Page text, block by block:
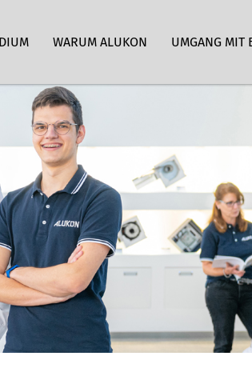
WARUM ALUKON UMGANG MIT